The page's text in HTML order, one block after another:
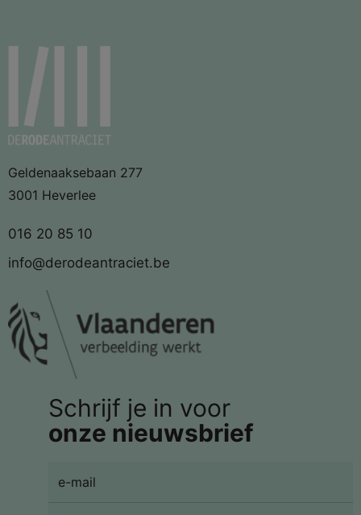
Geldenaaksebaan 277
3001 Heverlee
016 20 85 10
info@derodeantraciet.be
Schrijf je in voor
onze nieuwsbrief